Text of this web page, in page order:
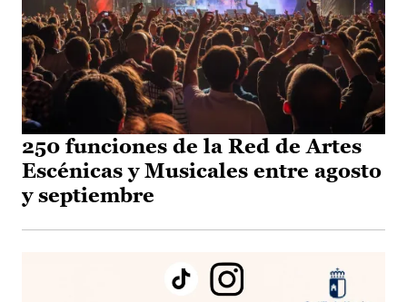
250 funciones de la Red de Artes
Escénicas y Musicales entre agosto
y septiembre